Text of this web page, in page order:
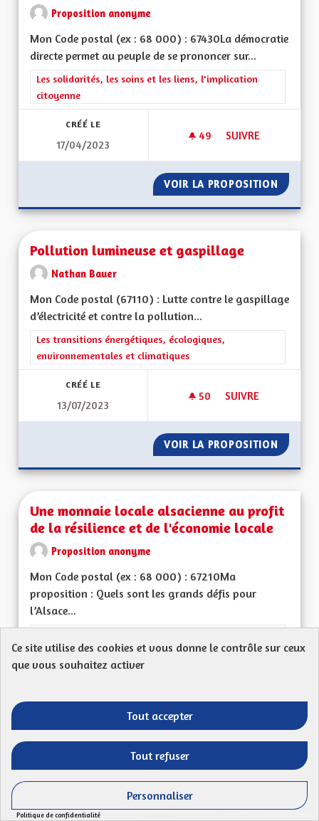
Proposition anonyme
Mon Code postal (ex : 68 000) : 67430La démocratie
directe permet au peuple de se prononcer sur...
Filtrer les résultats de la catégorie : Les solidarités, les soins
Les solidarités, les soins et les liens, l'implication
citoyenne
CRÉÉ LE
17/04/2023
49 49 ABONNÉS
SUIVRE
VOIR LA PROPOSITION
Pollution lumineuse et gaspillage
Nathan Bauer
Mon Code postal (67110) : Lutte contre le gaspillage
d’électricité et contre la pollution...
Filtrer les résultats de la catégorie : Les transitions
Les transitions énergétiques, écologiques,
environnementales et climatiques
CRÉÉ LE
13/07/2023
50 50 ABONNÉS
SUIVRE
VOIR LA PROPOSITION
Une monnaie locale alsacienne au profit
de la résilience et de l'économie locale
Proposition anonyme
Mon Code postal (ex : 68 000) : 67210Ma
proposition : Quels sont les grands défis pour
l’Alsace...
environnementales et climatiques
20/04/2023 UNE MONNAIE
VOIR LA PROPOSITIONUNE
Réhabiliter les anciens réseaux ferrés
Ce site utilise des cookies et vous donne le contrôle sur ceux
que vous souhaitez activer
Tout accepter
Tout refuser
Personnaliser
Politique de confidentialité